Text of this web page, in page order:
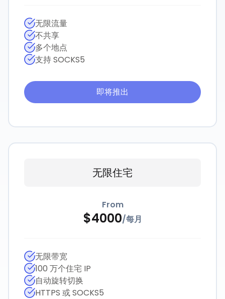
无限流量
不共享
多个地点
支持 SOCKS5
即将推出
无限住宅
From
$4000/每月
无限带宽
100 万个住宅 IP
自动旋转切换
HTTPS 或 SOCKS5